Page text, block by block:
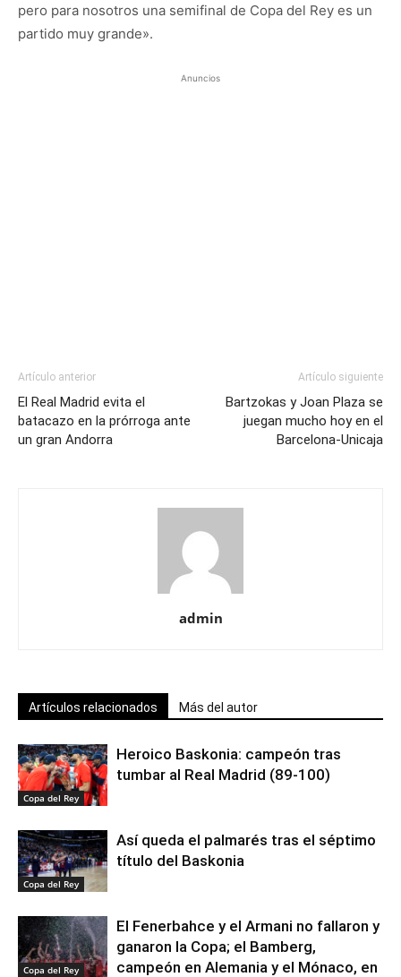
pero para nosotros una semifinal de Copa del Rey es un
partido muy grande».
Anuncios
Artículo anterior
El Real Madrid evita el
batacazo en la prórroga ante
un gran Andorra
Artículo siguiente
Bartzokas y Joan Plaza se
juegan mucho hoy en el
Barcelona-Unicaja
admin
Artículos relacionados Más del autor
Copa del Rey
Heroico Baskonia: campeón tras
tumbar al Real Madrid (89-100)
Copa del Rey
Así queda el palmarés tras el séptimo
título del Baskonia
Copa del Rey
El Fenerbahce y el Armani no fallaron y
ganaron la Copa; el Bamberg,
campeón en Alemania y el Mónaco, en